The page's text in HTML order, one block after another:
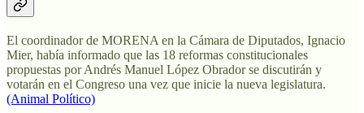
El coordinador de MORENA en la Cámara de Diputados, Ignacio
Mier, había informado que las 18 reformas constitucionales
propuestas por Andrés Manuel López Obrador se discutirán y
votarán en el Congreso una vez que inicie la nueva legislatura.
(Animal Político)